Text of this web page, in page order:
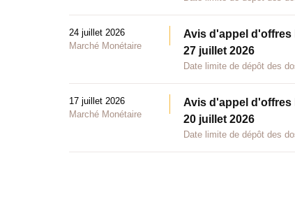
24 juillet 2026
Marché Monétaire
Avis d'appel d'offres
27 juillet 2026
Date limite de dépôt des
17 juillet 2026
Marché Monétaire
Avis d'appel d'offres
20 juillet 2026
Date limite de dépôt des